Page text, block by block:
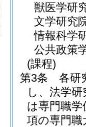
獣医学研
文学研究
情報科学
公共政策
(課程)
第3条
各研
し、法学
は専門職学
項の専門